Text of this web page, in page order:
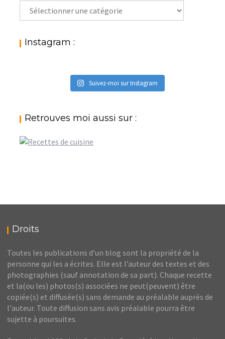
Rechercher
par
: Instagram :
Suivez-moi sur Instagram
Retrouves moi aussi sur :
Droits
Toutes les publications d’un blog sont la propriété de la
personne qui les a écrites. Elle est l’auteur des textes et des
photographies (sauf annotation de sa part). Chaque recette
et la(ou les) photos(s) associées ne peut(peuvent) être
copiée(s) et diffusée(s) sans demande au préalable auprès de
l'auteur. Toute diffusion sans avis préalable pourra être
sujette à poursuites.